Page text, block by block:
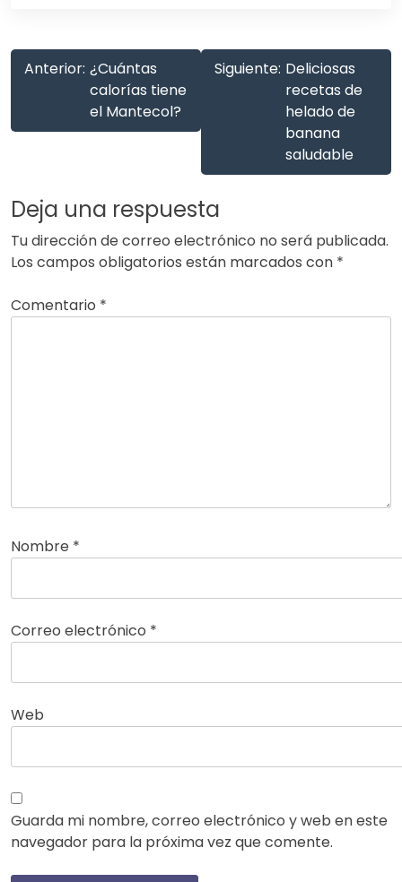
Anterior: ¿Cuántas
calorías tiene
el Mantecol?
Siguiente: Deliciosas
recetas de
helado de
banana
saludable
Deja una respuesta
Tu dirección de correo electrónico no será publicada.
Los campos obligatorios están marcados con *
Comentario *
Nombre *
Correo electrónico *
Web
Guarda mi nombre, correo electrónico y web en este
navegador para la próxima vez que comente.